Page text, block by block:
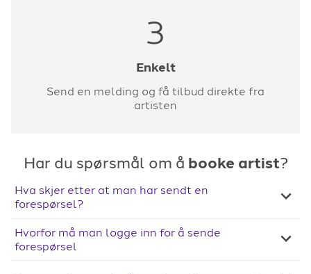
3
Enkelt
Send en melding og få tilbud direkte fra
artisten
Har du spørsmål om å booke artist?
Hva skjer etter at man har sendt en
forespørsel?
Hvorfor må man logge inn for å sende
forespørsel